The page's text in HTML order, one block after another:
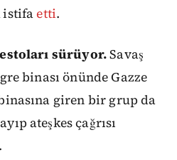
istifaetti.
sürüyor.Savaş
binası önünde Gazze
giren bir grup da
ateşkes çağrısı
.